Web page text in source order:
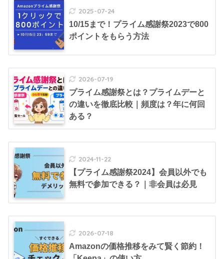
2025-07-24
10/15まで！プライム感謝祭2023で800
ポイントをもらう方法
2026-07-19
プライム感謝祭とは？プライムデーと
の違いを徹底比較｜頻度は？年に何回
ある？
2024-11-22
【プライム感謝祭2024】会員以外でも
無料で参加できる？｜非会員は必見
2026-07-18
Amazonの価格推移をみて賢く節約！